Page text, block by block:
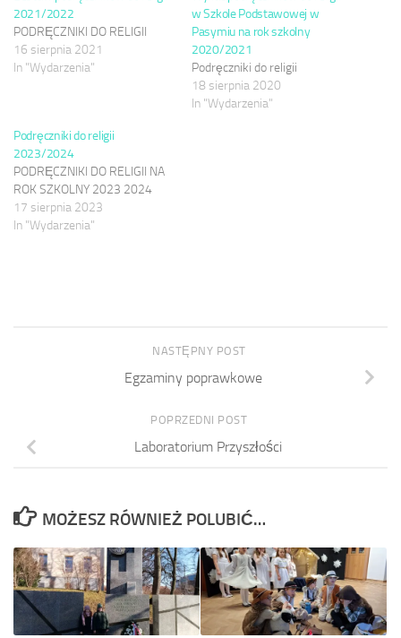
2021/2022
PODRĘCZNIKI DO RELIGII
16 sierpnia 2021
In "Wydarzenia"
w Szkole Podstawowej w
Pasymiu na rok szkolny
2020/2021
Podręczniki do religii
18 sierpnia 2020
In "Wydarzenia"
Podręczniki do religii
2023/2024
PODRĘCZNIKI DO RELIGII NA
ROK SZKOLNY 2023 2024
17 sierpnia 2023
In "Wydarzenia"
NASTĘPNY POST
Egzaminy poprawkowe
POPRZEDNI POST
Laboratorium Przyszłości
MOŻESZ RÓWNIEŻ POLUBIĆ…